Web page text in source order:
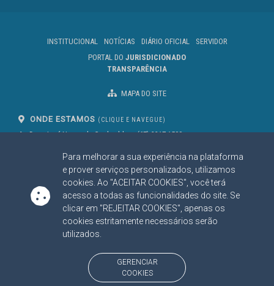
Para melhorar a sua experiência na plataforma
e prover serviços personalizados, utilizamos
cookies. Ao "ACEITAR COOKIES", você terá
acesso a todas as funcionalidades do site. Se
clicar em "REJEITAR COOKIES", apenas os
cookies estritamente necessários serão
utilizados.
GERENCIAR
COOKIES
INSTITUCIONAL NOTÍCIAS DIÁRIO OFICIAL
SERVIDOR
PORTAL DO JURISDICIONADO
TRANSPARÊNCIA
MAPA DO SITE
ONDE ESTAMOS (CLIQUE E NAVEGUE)
Av. Des. José Nunes da Cunha, bloco
Campo Grande/MS
CEP: 79031-310
(67) 3317-1500
SIGA NOSSAS REDES SOCIAIS
Linked InYoutube
Facebook
X
BAIXE NOSSO APLICATIVO